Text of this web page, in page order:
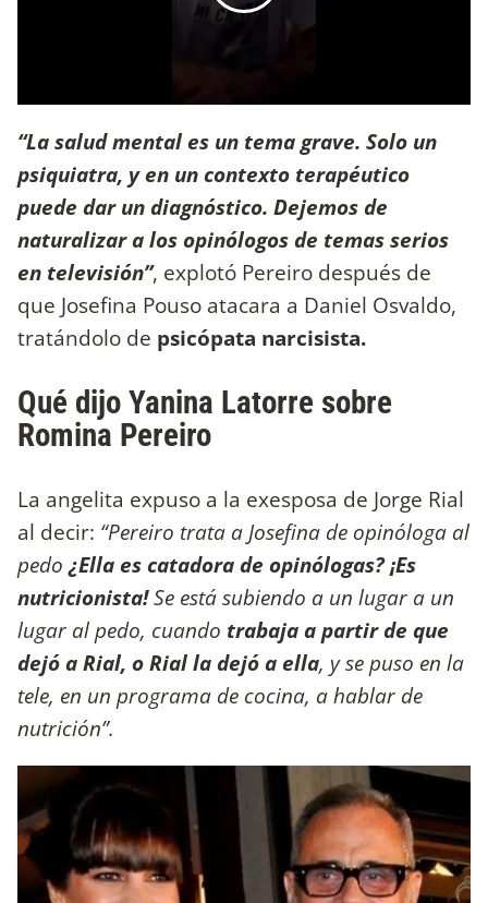
“La salud mental es un tema grave. Solo un
psiquiatra, y en un contexto terapéutico
puede dar un diagnóstico. Dejemos de
naturalizar a los opinólogos de temas serios
en televisión”, explotó Pereiro después de
que Josefina Pouso atacara a Daniel Osvaldo,
tratándolo de psicópata narcisista.
Qué dijo Yanina Latorre sobre
Romina Pereiro
La angelita expuso a la exesposa de Jorge Rial
al decir: “Pereiro trata a Josefina de opinóloga al
pedo¿Ella es catadora de opinólogas? ¡Es
nutricionista!Se está subiendo a un lugar a un
lugar al pedo, cuando trabaja a partir de que
dejó a Rial, o Rial la dejó a ella, y se puso en la
tele, en un programa de cocina, a hablar de
nutrición”.